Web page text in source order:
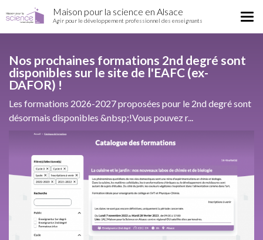
Région
au
Maison pour la science en Alsace
Agir pour le développement professionnel des enseignants
Nos prochaines formations 2nd degré sont
disponibles sur le site de l'EAFC (ex-
DAFOR) !
Les formations 2026-2027 proposées pour le 2nd degré sont
désormais disponibles &nbsp;!Vous pouvez r...